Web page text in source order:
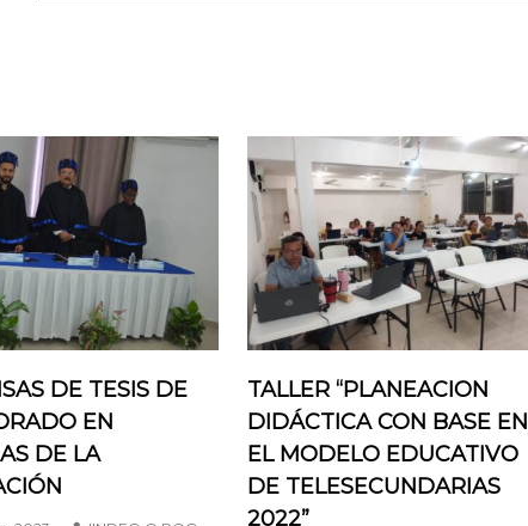
DE TESIS DE
EN
DE LA
TALLER “PLANEACION
DIDÁCTICA CON BASE EN
EL MODELO EDUCATIVO
DE TELESECUNDARIAS
2022”